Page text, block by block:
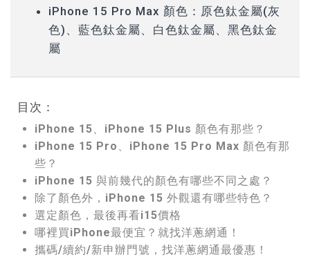
iPhone 15 Pro Max 顏色：原色鈦金屬(灰
色)、藍色鈦金屬、白色鈦金屬、黑色鈦金
屬
目次：
iPhone 15、iPhone 15 Plus 顏色有那些？
iPhone 15 Pro、iPhone 15 Pro Max 顏色有那
些？
iPhone 15 與前幾代的顏色有哪些不同之處？
除了顏色外，iPhone 15 外觀還有哪些特色？
選定顏色，最後再看i15價格
哪裡買iPhone最便宜？就找洋蔥網通！
攜碼/續約/新申辦門號，找洋蔥網通最優惠！